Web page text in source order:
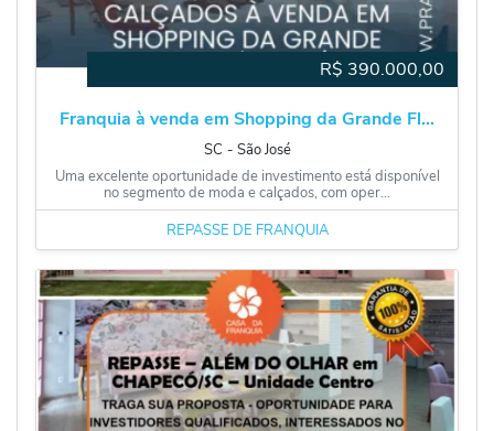
R$ 390.000,00
Franquia à venda em Shopping da Grande Fl...
SC ‐ São José
Uma excelente oportunidade de investimento está disponível
no segmento de moda e calçados, com oper...
REPASSE DE FRANQUIA